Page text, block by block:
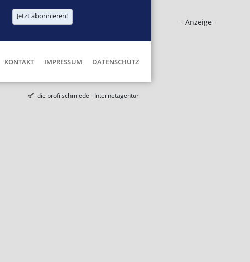
- Anzeige -
Jetzt abonnieren!
KONTAKT IMPRESSUM DATENSCHUTZ
die profilschmiede - Internetagentur